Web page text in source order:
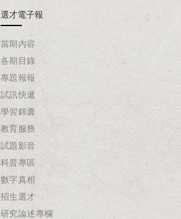
選才電子報
當期內容
各期目錄
專題報報
試訊快遞
學習錦囊
教育服務
試題影音
科普專區
數字真相
招生選才
研究論述專欄